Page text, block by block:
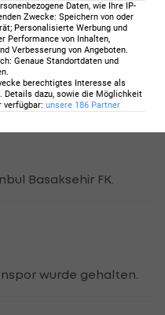
(Istanbul Basaksehir
Basaksehir FK.
wurde gehalten.
Daten, wie Ihre IP-
Zwecke: Speichern von oder
Personalisierte Werbung und
Performance von Inhalten,
Verbesserung von Angeboten.
: Genaue Standortdaten und
.
berechtigtes Interesse als
Details dazu, sowie die Möglichkeit
verfügbar: unsere 186 Partner